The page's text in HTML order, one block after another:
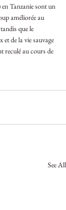
Tanzanie sont un
améliorée au
que le
de la vie sauvage
reculé au cours de
See All